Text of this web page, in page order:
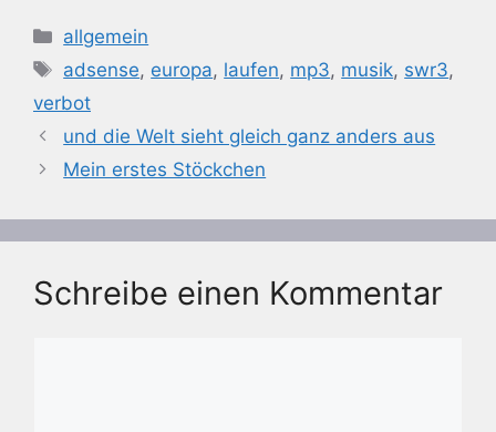
Kategorien
allgemein
Schlagwörter
adsense, europa, laufen, mp3, musik, swr3,
verbot
und die Welt sieht gleich ganz anders aus
Mein erstes Stöckchen
Schreibe einen Kommentar